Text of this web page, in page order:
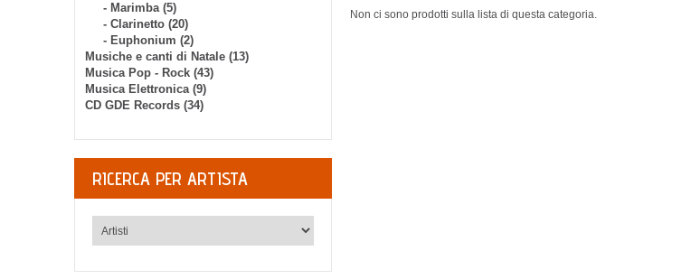
- Marimba (5)
- Clarinetto (20)
- Euphonium (2)
Musiche e canti di Natale (13)
Musica Pop - Rock (43)
Musica Elettronica (9)
CD GDE Records (34)
RICERCA PER ARTISTA
Non ci sono prodotti sulla lista di questa categoria.